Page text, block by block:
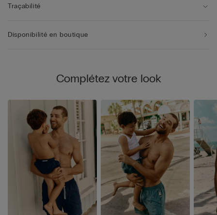
Traçabilité
Disponibilité en boutique
Complétez votre look